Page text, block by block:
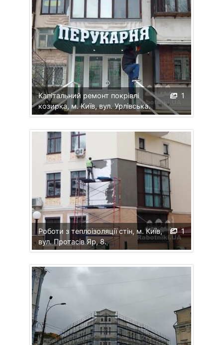
1
Капітальний ремонт покрівлі
козирка, м. Київ, вул. Урлівська.
1
Роботи з теплоізоляції стін, м. Київ,
вул. Протасів Яр, 8.